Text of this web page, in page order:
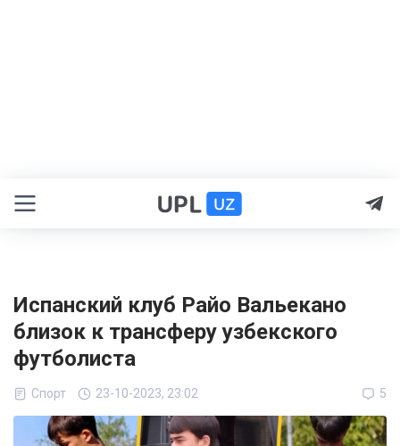
Испанский клуб Райо Вальекано
близок к трансферу узбекского
футболиста
Спорт 23-10-2023, 23:02 5